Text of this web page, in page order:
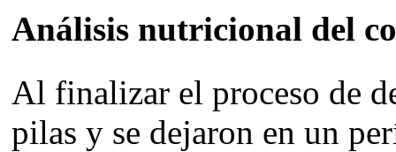
Análisis nutricional del
Al finalizar el proceso de
pilas y se dejaron en un